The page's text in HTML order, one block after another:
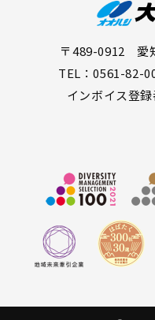
〒489-0912 愛
TEL：0561-82-
インボイス登